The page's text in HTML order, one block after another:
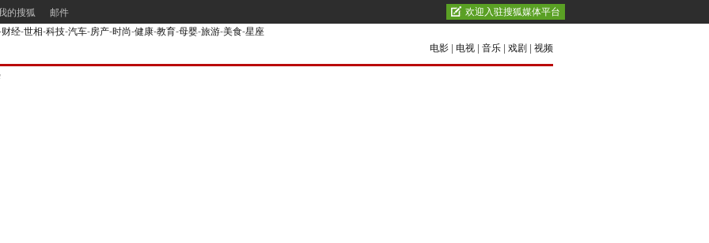
的搜狐 邮件
欢迎入驻搜狐媒体平台
财经-世相-科技-汽车-房产-时尚-健康-教育-母婴-旅游-美食-星座
电影
电视 音乐 戏剧 视频